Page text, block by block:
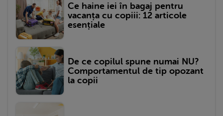
Ce haine iei în bagaj pentru
vacanța cu copiii: 12 articole
esențiale
De ce copilul spune numai NU?
Comportamentul de tip opozant
la copii